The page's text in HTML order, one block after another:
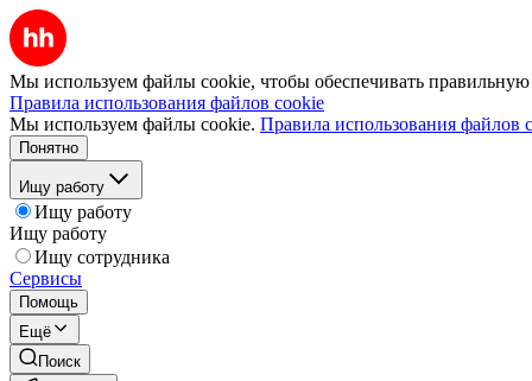
Мы используем файлы cookie, чтобы обеспечивать правильную
Правила использования файлов cookie
Мы используем файлы cookie. Правила использования файлов
Понятно
Ищу работу
Ищу работу
Ищу работу
Ищу сотрудника
Сервисы
Помощь
Ещё
Поиск